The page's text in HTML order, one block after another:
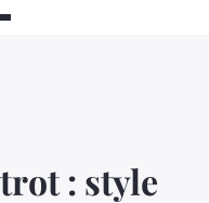
: style